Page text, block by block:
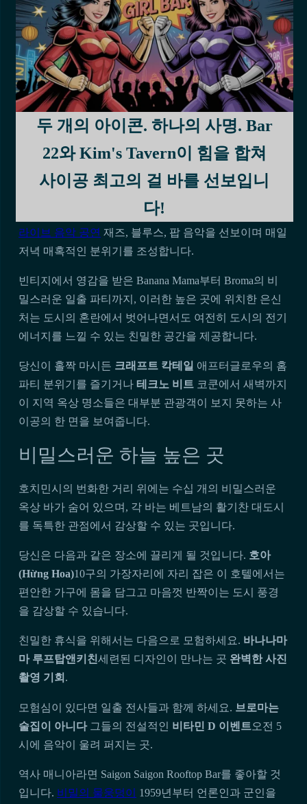
당신은 찾을 것이다호치민시번화한 거리 위에 높이 자
리 잡은 가장 멋진 비밀이 숨겨져 있습니다.옥상 바
적인 전망과 잊지 못할 밤을 선사합니다.
도시의우뚝 솟은 고층 빌딩사이공의 스카이라인을 눈
부신 도시 놀이터로 바꾸었습니다.
라이브 음악 공연 재즈, 블루스, 팝 음악을 선보이며 매일
저녁 매혹적인 분위기를 조성합니다.
빈티지에서 영감을 받은 Banana Mama부터 Broma의 비
밀스러운 일출 파티까지, 이러한 높은 곳에 위치한 은신
처는 도시의 혼란에서 벗어나면서도 여전히 도시의 전기
에너지를 느낄 수 있는 친밀한 공간을 제공합니다.
당신이 홀짝 마시든 크래프트 칵테일 애프터글로우의 홈
파티 분위기를 즐기거나테크노 비트 코쿤에서 새벽까지
이 지역 옥상 명소들은 대부분 관광객이 보지 못하는 사
이공의 한 면을 보여줍니다.
비밀스러운 하늘 높은 곳
호치민시의 번화한 거리 위에는 수십 개의 비밀스러운
옥상 바가 숨어 있으며, 각 바는 베트남의 활기찬 대도시
를 독특한 관점에서 감상할 수 있는 곳입니다.
당신은 다음과 같은 장소에 끌리게 될 것입니다. 호아
(Hừng Hoa)10구의 가장자리에 자리 잡은 이 호텔에서는
편안한 가구에 몸을 담그고 마음껏 반짝이는 도시 풍경
을 감상할 수 있습니다.
친밀한 휴식을 위해서는 다음으로 모험하세요. 바나나마
마 루프탑앤키친세련된 디자인이 만나는 곳 완벽한 사진
촬영 기회 .
모험심이 있다면 일출 전사들과 함께 하세요. 브로마는
술집이 아니다그들의 전설적인 비타민 D 이벤트오전 5
시에 음악이 울려 퍼지는 곳.
역사 매니아라면 Saigon Saigon Rooftop Bar를 좋아할 것
입니다. 비밀의 물웅덩이
1959년부터 언론인과 군인을
두 개의 아이콘. 하나의 사명. Bar
22와 Kim's Tavern이 힘을 합쳐
사이공 최고의 걸 바를 선보입니
다!